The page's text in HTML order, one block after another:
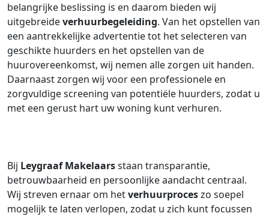
belangrijke beslissing is en daarom bieden wij
uitgebreideverhuurbegeleiding. Van het opstellen van
een aantrekkelijke advertentie tot het selecteren van
geschikte huurders en het opstellen van de
huurovereenkomst, wij nemen alle zorgen uit handen.
Daarnaast zorgen wij voor een professionele en
zorgvuldige screening van potentiële huurders, zodat u
met een gerust hart uw woning kunt verhuren.
Bij Leygraaf Makelaarsstaan transparantie,
betrouwbaarheid en persoonlijke aandacht centraal.
Wij streven ernaar om hetverhuurproceszo soepel
mogelijk te laten verlopen, zodat u zich kunt focussen